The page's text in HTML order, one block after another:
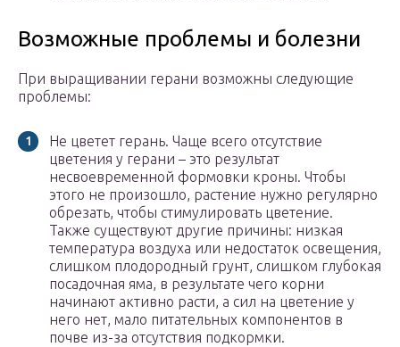
Возможные проблемы и болезни
При выращивании герани возможны следующие
проблемы:
Не цветет герань. Чаще всего отсутствие
цветения у герани – это результат
несвоевременной формовки кроны. Чтобы
этого не произошло, растение нужно регулярно
обрезать, чтобы стимулировать цветение.
Также существуют другие причины: низкая
температура воздуха или недостаток освещения,
слишком плодородный грунт, слишком глубокая
посадочная яма, в результате чего корни
начинают активно расти, а сил на цветение у
него нет, мало питательных компонентов в
почве из-за отсутствия подкормки.